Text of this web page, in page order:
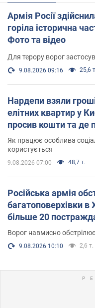
Армія Росії
горіла історична
Фото та відео
Для терору ворог
9.08.2026 09:16 25,6
Нардепи взяли
елітних квартир у
просив кошти та де
Як працює особлива
користується
9.08.2026 07:00 48,7 т.
Російська армія
багатоповерхівки в
більше 20
Ворог навмисно
9.08.2026 10:10 2,6 т.